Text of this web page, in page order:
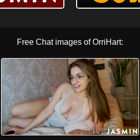
Free Chat images of OrriHart: